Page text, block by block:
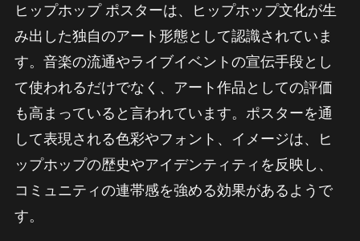
ヒップホップ ポスターは、ヒップホップ文化が生
み出した独自のアート形態として認識されていま
す。音楽の流通やライブイベントの宣伝手段とし
て使われるだけでなく、アート作品としての評価
も高まっていると言われています。ポスターを通
して表現される色彩やフォント、イメージは、ヒ
ップホップの歴史やアイデンティティを反映し、
コミュニティの連帯感を強める効果があるようで
す。